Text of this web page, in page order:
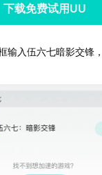
下载免费试用UU
输入伍六七暗影交锋